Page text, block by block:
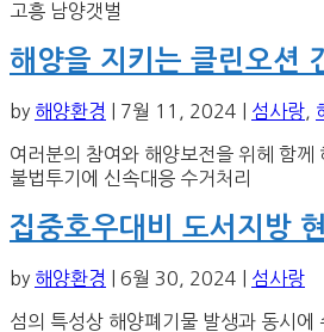
고흥 남양갯벌
해양을 지키는 클린오션
by 해양환경 7월 11, 2024 섬사랑
여러분의 참여와 해양보전을 위헤 함께
불법투기에 신속대응 수거처리
집중호우대비 도서지방
by 해양환경 6월 30, 2024 섬사랑
섬의 특성상 해양폐기물 발생과 동시에